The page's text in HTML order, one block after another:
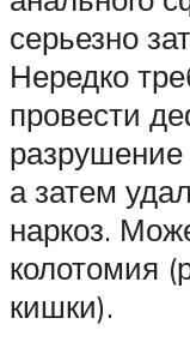
серьезно
Нередко
провести
разрушение
а затем
наркоз.
колотомия
кишки).